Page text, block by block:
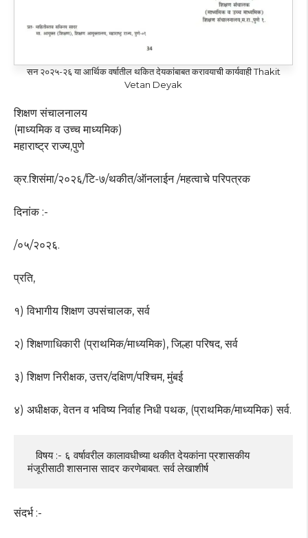
सन २०२५-२६ या आर्थिक वर्षातील थकित देयकांबाबत करावयाची कार्यवाही Thakit
Vetan Deyak
शिक्षण संचालनालय
(माध्यमिक व उच्च माध्यमिक)
महाराष्ट्र राज्य,पुणे
क्र.शिसंमा/२०२६/टि-७/थकीत/ऑनलाईन /महत्वाचे परिपत्रक
दिनांक :-
/०५/२०२६.
प्रति,
१) विभागीय शिक्षण उपसंचालक, सर्व
२) शिक्षणाधिकारी (प्राथमिक/माध्यमिक), जिल्हा परिषद, सर्व
३) शिक्षण निरीक्षक, उत्तर/दक्षिण/पश्चिम, मुंबई
४) अधीक्षक, वेतन व भविष्य निर्वाह निधी पथक, (प्राथमिक/माध्यमिक) सर्व.
   विषय :- ६ वर्षावरील कालावधीच्या थकीत देयकांना प्रशासकीय
मंजूरीसाठी शासनास सादर करणेबाबत. सर्व लेखाशीर्ष
संदर्भ :-